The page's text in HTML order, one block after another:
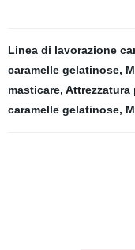
Linea di lavorazione
caramelle gelatinose,
masticare, Attrezzatura
caramelle gelatinose,